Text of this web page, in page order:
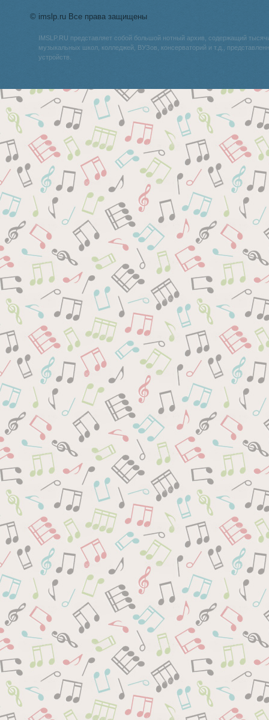
© imslp.ru Все права защищены
IMSLP.RU представляет собой большой нотный архив, содержащий
музыкальных школ, колледжей, ВУЗов, консерваторий и т.д.,
устройств.